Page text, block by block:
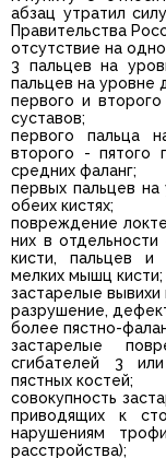
абзац утратил
Правительства
отсутствие на
3 пальцев на
пальцев на уровне
первого и
суставов;
первого пальца
второго - пятого
средних фаланг;
первых пальцев на
обеих кистях;
повреждение
них в
кисти, пальцев и
мелких мышц кисти;
застарелые
разрушение,
более пястно-
застарелые
сгибателей 3
пястных костей;
совокупность
приводящих к
нарушениям
расстройства);